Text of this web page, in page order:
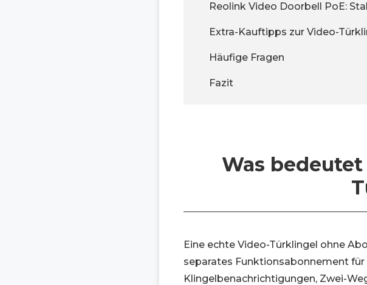
Reolink Video Doorbell PoE:
Extra-Kauftipps zur Video-
Häufige Fragen
Fazit
Was
Eine echte Video-Türklingel ohne
separates Funktionsabonnement
Klingelbenachrichtigungen, Zwei-